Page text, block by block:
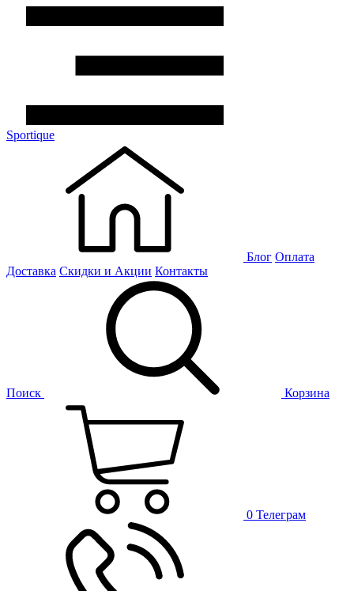
Sportique
Блог Оплата
Доставка Скидки и Акции Контакты
Поиск Корзина
0 Телеграм